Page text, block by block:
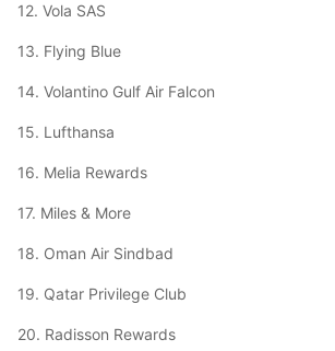
12. Vola SAS
13. Flying Blue
14. Volantino Gulf Air Falcon
15. Lufthansa
16. Melia Rewards
17. Miles & More
18. Oman Air Sindbad
19. Qatar Privilege Club
20. Radisson Rewards